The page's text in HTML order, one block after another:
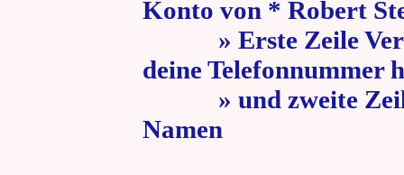
Konto von * Robert
» Erste Zeile
deine Telefonnummer
» und zweite Zeile
Namen